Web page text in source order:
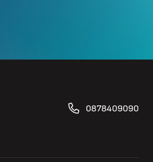
0878409090